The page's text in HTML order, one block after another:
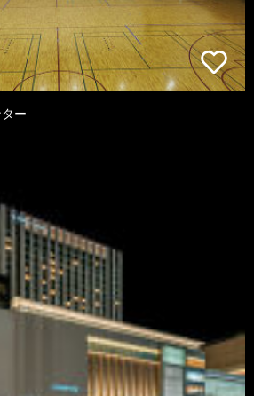
ー